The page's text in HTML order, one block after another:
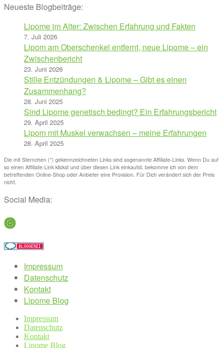
Neueste Blogbeiträge:
Lipome im Alter: Zwischen Erfahrung und Fakten
7. Juli 2026
Lipom am Oberschenkel entfernt, neue Lipome – ein
Zwischenbericht
23. Juni 2026
Stille Entzündungen & Lipome – Gibt es einen
Zusammenhang?
28. Juni 2025
Sind Lipome genetisch bedingt? Ein Erfahrungsbericht
29. April 2025
Lipom mit Muskel verwachsen – meine Erfahrungen
28. April 2025
Die mit Sternchen (*) gekennzeichneten Links sind sogenannte Affiliate-Links. Wenn Du auf
so einen Affiliate-Link klickst und über diesen Link einkaufst, bekomme ich von dem
betreffenden Online-Shop oder Anbieter eine Provision. Für Dich verändert sich der Preis
nicht.
Social Media:
Instagram
Impressum
Datenschutz
Kontakt
Lipome Blog
Impressum
Datenschutz
Kontakt
Lipome Blog